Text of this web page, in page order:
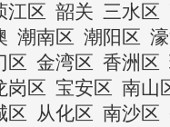
江区 韶关 三水区
潮南区 潮阳区
区 金湾区 香洲区
岗区 宝安区 南山
区 从化区 南沙区